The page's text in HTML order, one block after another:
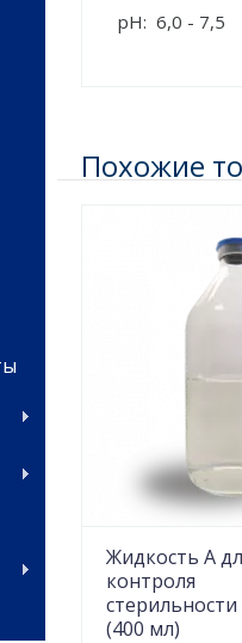
рН: 6,0 - 7,5
Похожие
Жидкость А
контроля
стерильности
(400 мл)